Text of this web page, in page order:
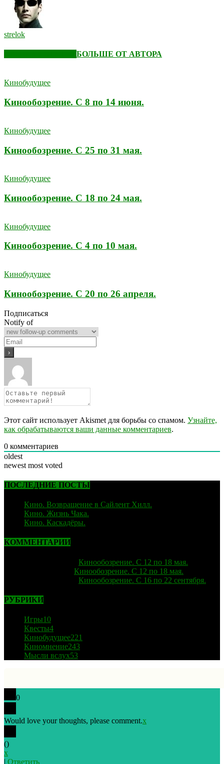
strelok
БОЛЬШЕ ОТ АВТОРА
Кинобудущее
Кинообозрение. С 8 по 14 июня.
Кинобудущее
Кинообозрение. С 25 по 31 мая.
Кинобудущее
Кинообозрение. С 18 по 24 мая.
Кинобудущее
Кинообозрение. С 4 по 10 мая.
Кинобудущее
Кинообозрение. С 20 по 26 апреля.
Подписаться
Notify of
Этот сайт использует Akismet для борьбы со спамом. Узнайте,
как обрабатываются ваши данные комментариев.
0 комментариев
oldest
newest most voted
ПОСЛЕДНИЕ ПОСТЫ
Кино. Возвращение в Сайлент Хилл.
Кино. Жизнь Чака.
Кино. Каскадёры.
КОММЕНТАРИИ
Кинообозрение. С 12 по 18 мая.
Кинообозрение. С 12 по 18 мая.
Кинообозрение. С 16 по 22 сентября.
РУБРИКИ
Игры10
Квесты4
Кинобудущее221
Киномнение243
Мысли вслух53
0
Would love your thoughts, please comment.x
()
x
| Ответить